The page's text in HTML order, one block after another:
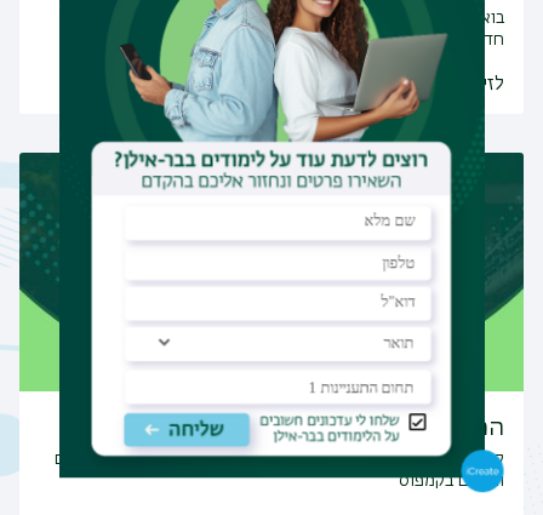
בואו לקחת רגע של הפוגה, לאוורר את המחשבה וללמוד דברים
חדשים
לזירה
המדריך לסטודנט ולסטודנטית
קבלו את המדריך החדשני עם כל המידע שחשוב לדעת על הלימודים
והחיים בקמפוס